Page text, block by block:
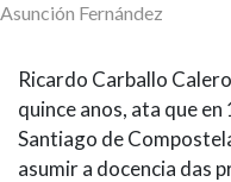
Asunción Fernández
Ricardo Carballo
quince anos, ata que
Santiago de
asumir a docencia das